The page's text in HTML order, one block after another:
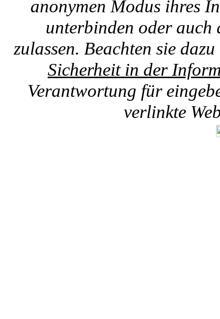
anonymen Modus ihres
unterbinden oder auch
zulassen. Beachten sie
Sicherheit in der
Verantwortung für
verlinkte